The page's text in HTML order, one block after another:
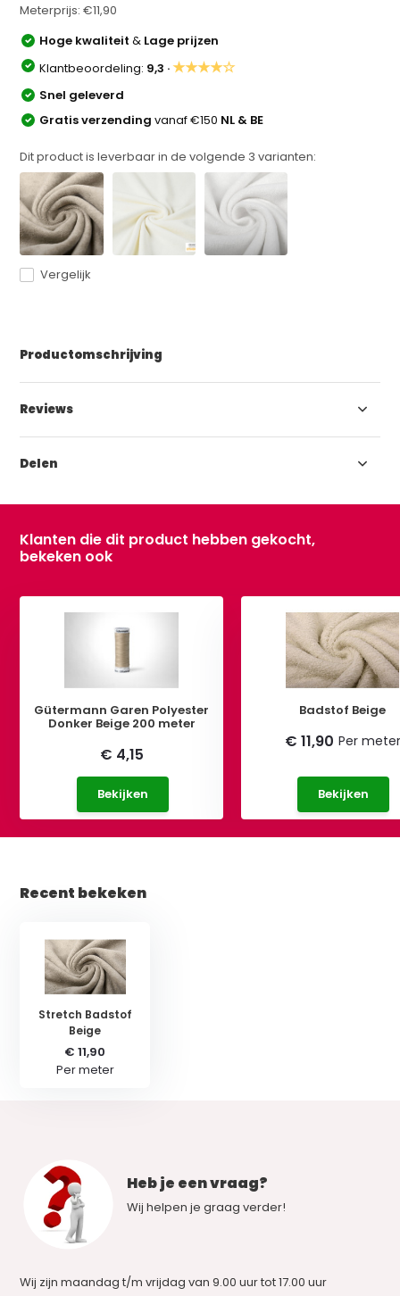
Meterprijs:€11,90
Hoge kwaliteit& Lage prijzen
Klantbeoordeling: 9,3 ·★★★★☆
Snel geleverd
Gratis verzendingvanaf €150 NL & BE
Dit product is leverbaar in de volgende 3 varianten:
Vergelijk
Productomschrijving
Reviews
Delen
Klanten die dit product hebben gekocht,
bekeken ook
Gütermann Garen Polyester
Donker Beige 200 meter
€ 4,15
Bekijken
Badstof Beige
€ 11,90 Per meter
Bekijken
Recent bekeken
Stretch Badstof
Beige
€ 11,90
Per meter
Heb je een vraag?
Wij helpen je graag verder!
Wij zijn maandag t/m vrijdag van 9.00 uur tot 17.00 uur